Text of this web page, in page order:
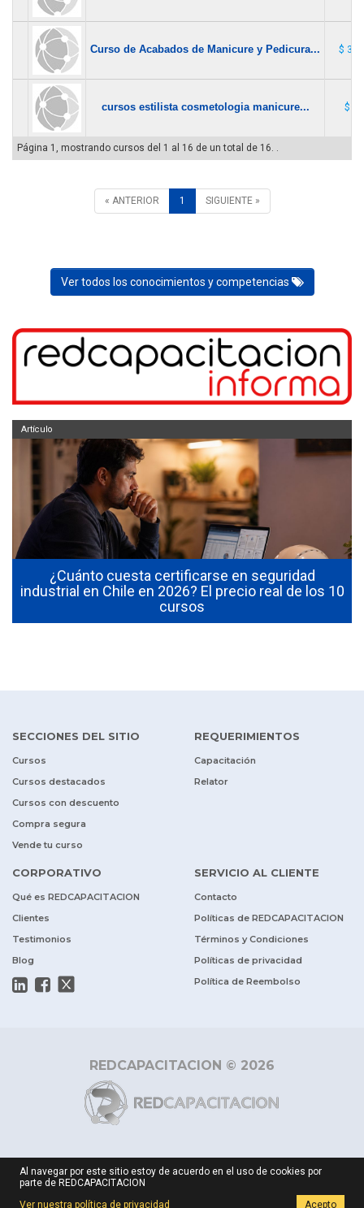
Curso de Acabados de Manicure y Pedicura... $ 300
cursos estilista cosmetologia manicure... $ 1
Página 1, mostrando cursos del 1 al 16 de un total de 16. .
« ANTERIOR 1 SIGUIENTE »
Ver todos los conocimientos y competencias
¿Cuánto cuesta certificarse en seguridad
industrial en Chile en 2026? El precio real de los 10
cursos
Artículo
SECCIONES DEL SITIO
Cursos
Cursos destacados
Cursos con descuento
Compra segura
Vende tu curso
REQUERIMIENTOS
Capacitación
Relator
CORPORATIVO
Qué es REDCAPACITACION
Clientes
Testimonios
Blog
SERVICIO AL CLIENTE
Contacto
Políticas de REDCAPACITACION
Términos y Condiciones
Políticas de privacidad
Política de Reembolso
REDCAPACITACION © 2026
Al navegar por este sitio estoy de acuerdo en el uso de cookies por
parte de REDCAPACITACION
Ver nuestra política de privacidad
Acepto